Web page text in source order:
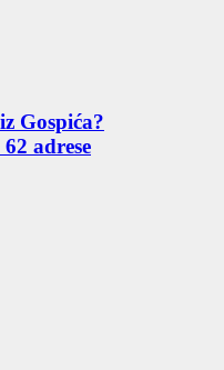
Gospića?
adrese